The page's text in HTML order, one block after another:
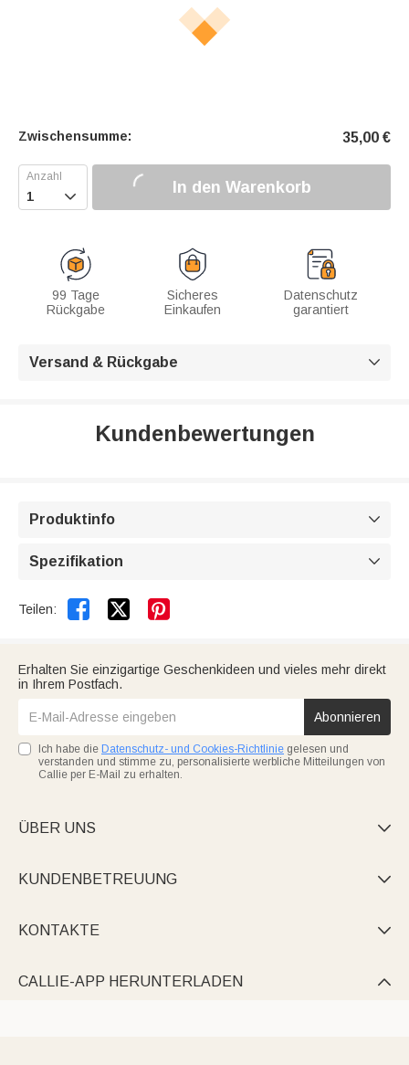
Zwischensumme: 35,00 €
 In den Warenkorb
99 Tage
Rückgabe
Sicheres
Einkaufen
Datenschutz
garantiert
Versand & Rückgabe 
Kundenbewertungen
Produktinfo 
Spezifikation 
Teilen:  
Erhalten Sie einzigartige Geschenkideen und vieles mehr direkt
in Ihrem Postfach.
Abonnieren
Ich habe die Datenschutz- und Cookies-Richtlinie gelesen und
verstanden und stimme zu, personalisierte werbliche Mitteilungen von
Callie per E-Mail zu erhalten.
ÜBER UNS 
KUNDENBETREUUNG 
KONTAKTE 
CALLIE-APP HERUNTERLADEN 